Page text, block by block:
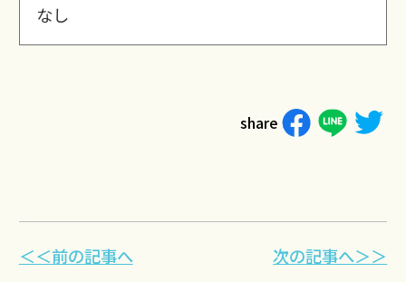
なし
share
＜＜前の記事へ 次の記事へ＞＞